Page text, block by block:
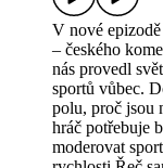
V nové
– českého
nás provedl
sportů vůbec.
polu, proč jsou
hráč potřebuje
moderovat